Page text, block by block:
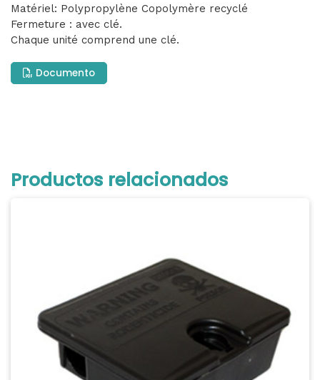
Matériel: Polypropylène Copolymère recyclé
Fermeture : avec clé.
Chaque unité comprend une clé.
Documento
Productos relacionados